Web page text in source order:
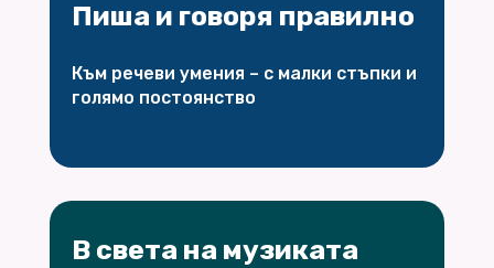
Пиша и говоря правилно
Към речеви умения – с малки стъпки и
голямо постоянство
В света на музиката